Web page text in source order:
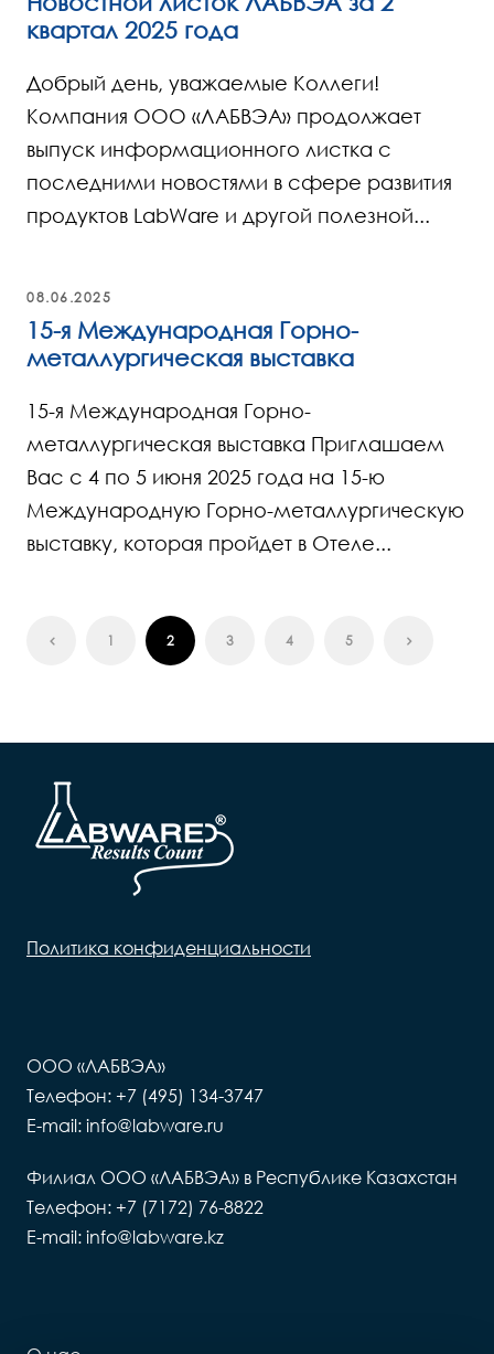
квартал 2025 года
Добрый день, уважаемые Коллеги!
Компания ООО «ЛАБВЭА» продолжает
выпуск информационного листка с
последними новостями в сфере развития
продуктов LabWare и другой полезной...
08.06.2025
15-я Международная Горно-
металлургическая выставка
15-я Международная Горно-
металлургическая выставка Приглашаем
Вас с 4 по 5 июня 2025 года на 15-ю
Международную Горно-металлургическую
выставку, которая пройдет в Отеле...
1 2 3 4 5
Политика конфиденциальности
ООО «ЛАБВЭА»
Телефон: +7 (495) 134-3747
E-mail: info@labware.ru
Филиал ООО «ЛАБВЭА» в Республике Казахстан
Телефон: +7 (7172) 76-8822
E-mail: info@labware.kz